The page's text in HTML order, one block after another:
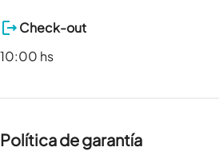
Check-out
10:00 hs
Política de garantía